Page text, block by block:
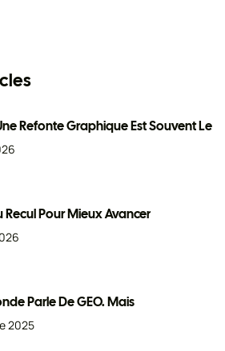
Refonte Graphique Est Souvent Le
Recul Pour Mieux Avancer
Parle De GEO. Mais
2025